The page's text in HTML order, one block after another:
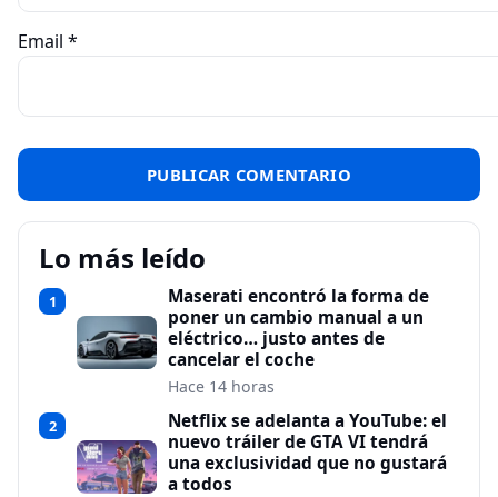
Email *
Lo más leído
1
Maserati encontró la forma de
poner un cambio manual a un
eléctrico… justo antes de
cancelar el coche
Hace 14 horas
2
Netflix se adelanta a YouTube: el
nuevo tráiler de GTA VI tendrá
una exclusividad que no gustará
a todos